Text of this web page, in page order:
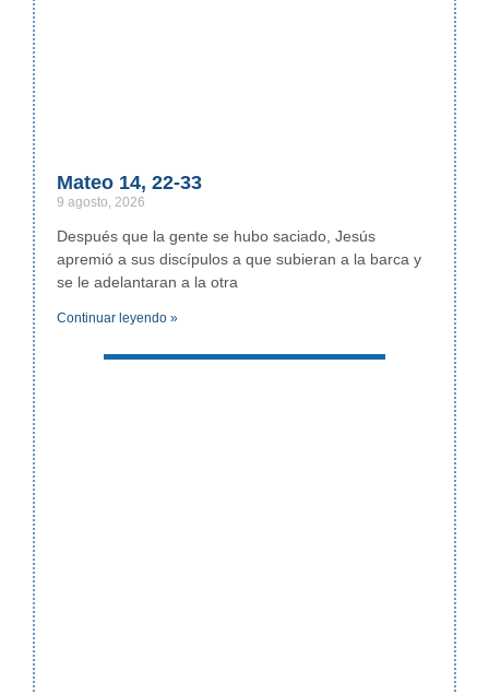
Mateo 14, 22-33
9 agosto, 2026
Después que la gente se hubo saciado, Jesús
apremió a sus discípulos a que subieran a la barca y
se le adelantaran a la otra
Continuar leyendo »